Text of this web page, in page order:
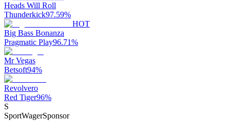
Heads Will Roll
Thunderkick97.59%
HOT
Big Bass Bonanza
Pragmatic Play96.71%
Mr Vegas
Betsoft94%
Revolvero
Red Tiger96%
S
SportWagerSponsor